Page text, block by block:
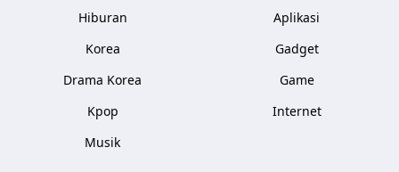
Hiburan
Korea
Drama Korea
Kpop
Musik
Aplikasi
Gadget
Game
Internet